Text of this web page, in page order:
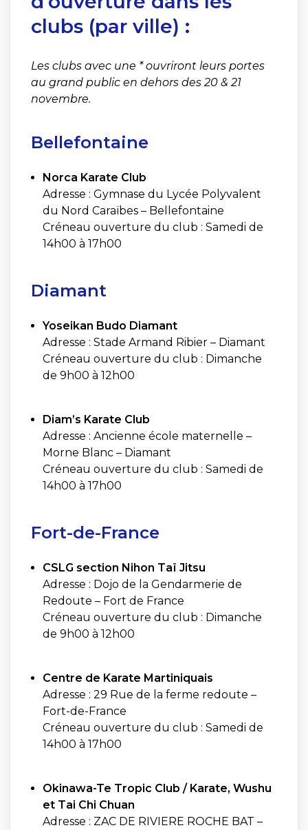
clubs (par ville) :
Les clubs avec une * ouvriront leurs portes
au grand public en dehors des 20 & 21
novembre.
Bellefontaine
Norca Karate Club
Adresse : Gymnase du Lycée Polyvalent
du Nord Caraïbes – Bellefontaine
Créneau ouverture du club : Samedi de
14h00 à 17h00
Diamant
Yoseikan Budo Diamant
Adresse : Stade Armand Ribier – Diamant
Créneau ouverture du club : Dimanche
de 9h00 à 12h00
Diam’s Karate Club
Adresse : Ancienne école maternelle –
Morne Blanc – Diamant
Créneau ouverture du club : Samedi de
14h00 à 17h00
Fort-de-France
CSLG section Nihon Taï Jitsu
Adresse : Dojo de la Gendarmerie de
Redoute – Fort de France
Créneau ouverture du club : Dimanche
de 9h00 à 12h00
Centre de Karate Martiniquais
Adresse : 29 Rue de la ferme redoute –
Fort-de-France
Créneau ouverture du club : Samedi de
14h00 à 17h00
Okinawa-Te Tropic Club / Karate, Wushu
et Tai Chi Chuan
Adresse : ZAC DE RIVIERE ROCHE BAT –